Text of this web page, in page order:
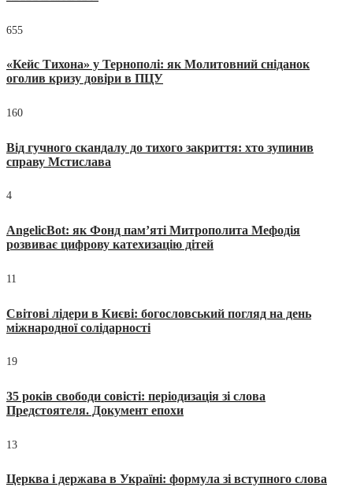
655
«Кейс Тихона» у Тернополі: як Молитовний сніданок
оголив кризу довіри в ПЦУ
160
Від гучного скандалу до тихого закриття: хто зупинив
справу Мстислава
4
AngelicBot: як Фонд пам’яті Митрополита Мефодія
розвиває цифрову катехизацію дітей
11
Світові лідери в Києві: богословський погляд на день
міжнародної солідарності
19
35 років свободи совісті: періодизація зі слова
Предстоятеля. Документ епохи
13
Церква і держава в Україні: формула зі вступного слова